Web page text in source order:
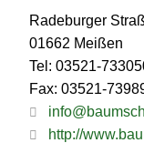
Radeburger
01662 Meißen
Tel: 03521-
Fax: 03521-
http://